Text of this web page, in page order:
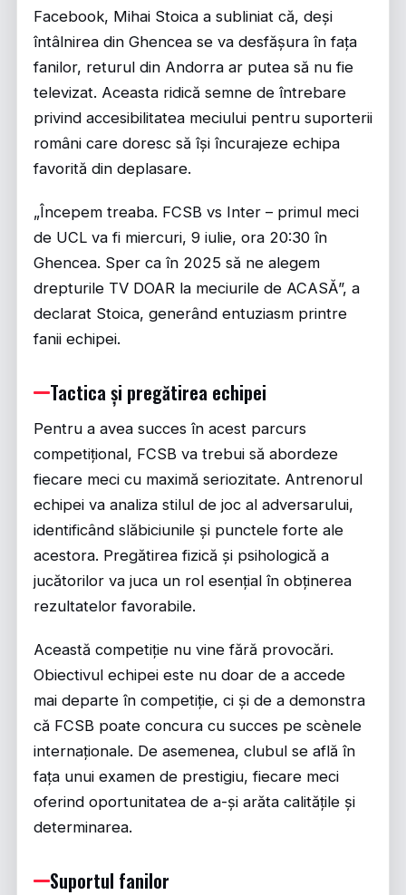
Facebook, Mihai Stoica a subliniat că, deși
întâlnirea din Ghencea se va desfășura în fața
fanilor, returul din Andorra ar putea să nu fie
televizat. Aceasta ridică semne de întrebare
privind accesibilitatea meciului pentru suporterii
români care doresc să își încurajeze echipa
favorită din deplasare.
„Începem treaba. FCSB vs Inter – primul meci
de UCL va fi miercuri, 9 iulie, ora 20:30 în
Ghencea. Sper ca în 2025 să ne alegem
drepturile TV DOAR la meciurile de ACASĂ”, a
declarat Stoica, generând entuziasm printre
fanii echipei.
Tactica și pregătirea echipei
Pentru a avea succes în acest parcurs
competițional, FCSB va trebui să abordeze
fiecare meci cu maximă seriozitate. Antrenorul
echipei va analiza stilul de joc al adversarului,
identificând slăbiciunile și punctele forte ale
acestora. Pregătirea fizică și psihologică a
jucătorilor va juca un rol esențial în obținerea
rezultatelor favorabile.
Această competiție nu vine fără provocări.
Obiectivul echipei este nu doar de a accede
mai departe în competiție, ci și de a demonstra
că FCSB poate concura cu succes pe scènele
internaționale. De asemenea, clubul se află în
fața unui examen de prestigiu, fiecare meci
oferind oportunitatea de a-și arăta calitățile și
determinarea.
Suportul fanilor